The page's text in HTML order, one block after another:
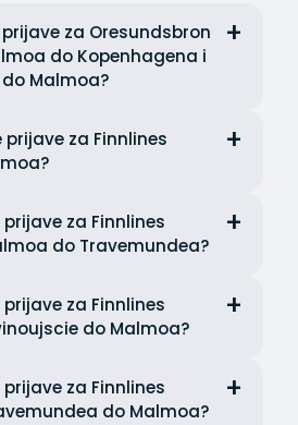
za Oresundsbron
do Kopenhagena i
Malmoa?
prijave za Finnlines
za Finnlines
do Travemundea?
za Finnlines
do Malmoa?
za Finnlines
do Malmoa?